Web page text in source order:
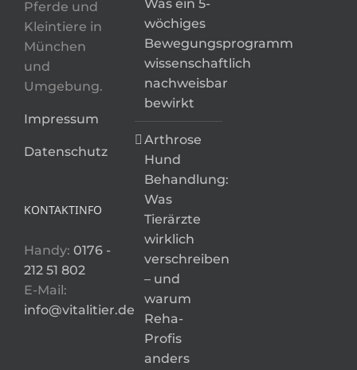
Pferde und
Kleintiere in
München
und
Umgebung.
Impressum
Datenschutz
KONTAKTINFO
Handy: 0176 -
212 51 802
E-Mail:
info@vitalitier.de
Was ein 5-
wöchiges
Bewegungsprogramm
wissenschaftlich
nachweisbar
bewirkt
Arthrose
Hund
Behandlung:
Was
Tierärzte
wirklich
verschreiben
– und
warum
Reha-
Profis
anders